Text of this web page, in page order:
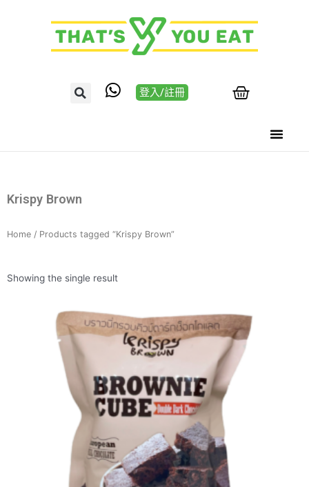
登入/註冊
Krispy Brown
Home / Products tagged “Krispy Brown”
Showing the single result